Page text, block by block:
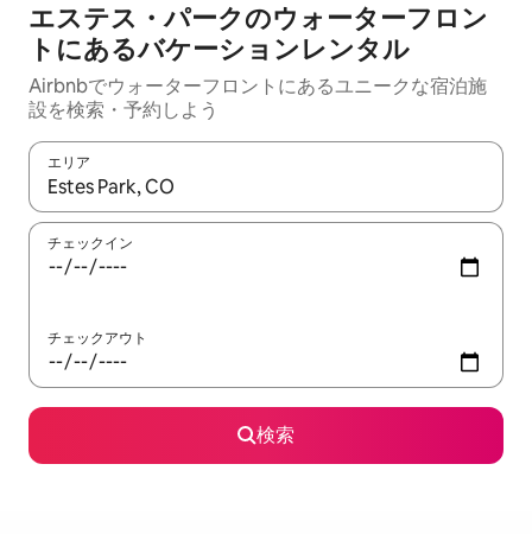
エステス・パークのウォーターフロン
トにあるバケーションレンタル
Airbnbでウォーターフロントにあるユニークな宿泊施
設を検索・予約しよう
エリア
検索結果が表示されたら、上下の矢印キーを使って移動するか
チェックイン
チェックアウト
検索